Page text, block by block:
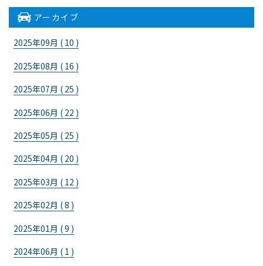
アーカイブ
2025年09月 ( 10 )
2025年08月 ( 16 )
2025年07月 ( 25 )
2025年06月 ( 22 )
2025年05月 ( 25 )
2025年04月 ( 20 )
2025年03月 ( 12 )
2025年02月 ( 8 )
2025年01月 ( 9 )
2024年06月 ( 1 )